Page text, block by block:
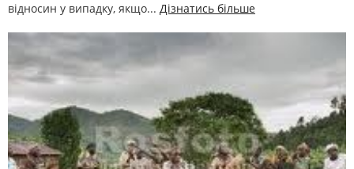
відносин у випадку, якщо... Дізнатись більше